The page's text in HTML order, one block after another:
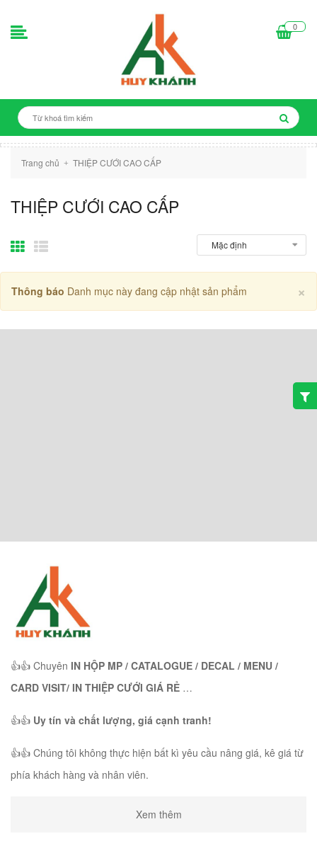
0
Trang chủ + THIỆP CƯỚI CAO CẤP
THIỆP CƯỚI CAO CẤP
×
Thông báo Danh mục này đang cập nhật sản phẩm
👍👍 Chuyên IN HỘP MP / CATALOGUE / DECAL / MENU /
CARD VISIT/ IN THIỆP CƯỚI GIÁ RẺ …
👍👍 Uy tín và chất lượng, giá cạnh tranh!
👍👍 Chúng tôi không thực hiện bất kì yêu cầu nâng giá, kê giá từ
phía khách hàng và nhân viên.
Xem thêm